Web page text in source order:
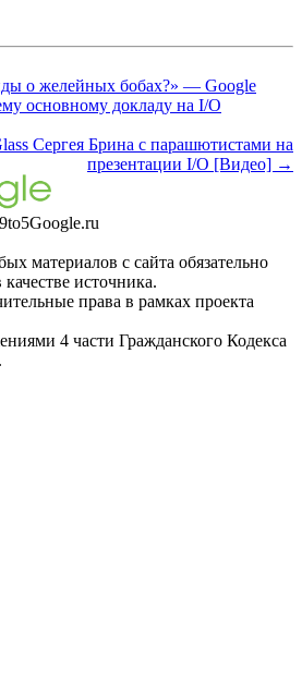
о желейных бобах?» — Google
основному докладу на I/O
Сергея Брина с парашютистами на
презентации I/O [Видео] →
материалов с сайта обязательно
источника.
права в рамках проекта
4 части Гражданского Кодекса